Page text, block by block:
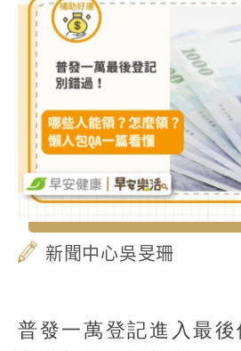
新聞中心吳旻珊
普發一萬登記進入最